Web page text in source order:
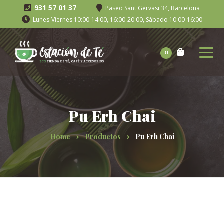
931 57 01 37
Paseo Sant Gervasi 34, Barcelona
Lunes-Viernes 10:00-14:00, 16:00-20:00, Sábado 10:00-16:00
0
Pu Erh Chai
Home Productos Pu Erh Chai